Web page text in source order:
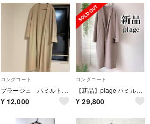
ロングコート
プラージュ ハミルトンコート
¥ 12,000
ロングコート
【新品】plage ハミルトンテーラードコート 38 ベージュ
¥ 29,800